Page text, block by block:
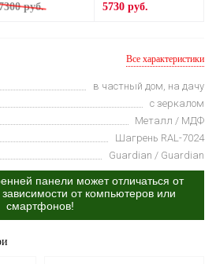
руб. 5730 руб.
Все характеристики
в частный дом, на дачу
с зеркалом
Металл / МДФ
Шагрень RAL-7024
Guardian / Guardian
панели может отличаться от
зависимости от компьютеров или
смартфонов!